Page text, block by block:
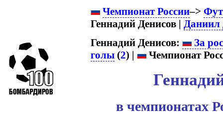
Чемпионат России–>
Геннадий Денисов | Даниил
Геннадий Денисов:
За
голы (2) | Чемпионат
в чемпионатах